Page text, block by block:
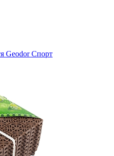
Geodor Спорт